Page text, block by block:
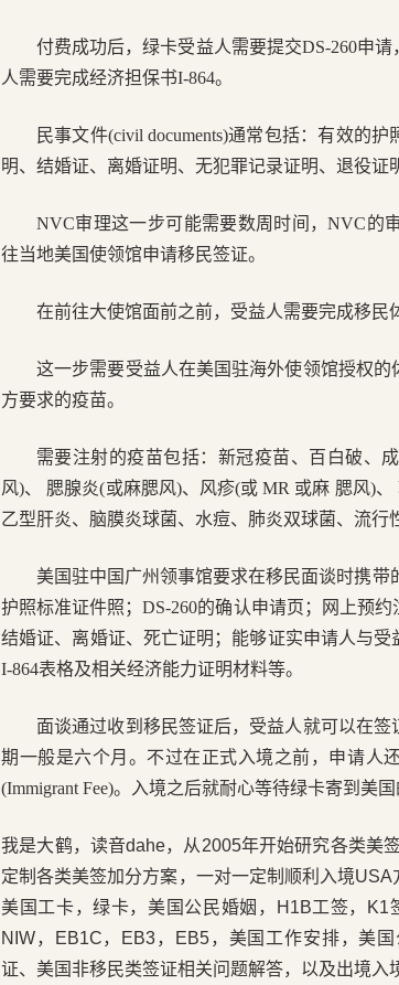
付费成功后，绿卡受益人需要提交DS-260申
人需要完成经济担保书I-864。
民事文件(civil documents)通常包括：有效的
明、结婚证、离婚证明、无犯罪记录证明、退役证
NVC审理这一步可能需要数周时间，NVC的
往当地美国使领馆申请移民签证。
在前往大使馆面前之前，受益人需要完成移民
这一步需要受益人在美国驻海外使领馆授权
方要求的疫苗。
需要注射的疫苗包括：新冠疫苗、百白破、
风)、 腮腺炎(或麻腮风)、风疹(或 MR 或麻 腮风)
乙型肝炎、脑膜炎球菌、水痘、肺炎双球菌、流行
美国驻中国广州领事馆要求在移民面谈时携
护照标准证件照；DS-260的确认申请页；网上预
结婚证、离婚证、死亡证明；能够证实申请人与受
I-864表格及相关经济能力证明材料等。
面谈通过收到移民签证后，受益人就可以在
期一般是六个月。不过在正式入境之前，申请人
(Immigrant Fee)。入境之后就耐心等待绿卡寄到美国
我是大鹤，读音dahe，从2005年开始研究各类美
定制各类美签加分方案，一对一定制顺利入境USA
美国工卡，绿卡，美国公民婚姻，H1B工签，K1
NIW，EB1C，EB3，EB5，美国工作安排，美
证、美国非移民类签证相关问题解答，以及出境入